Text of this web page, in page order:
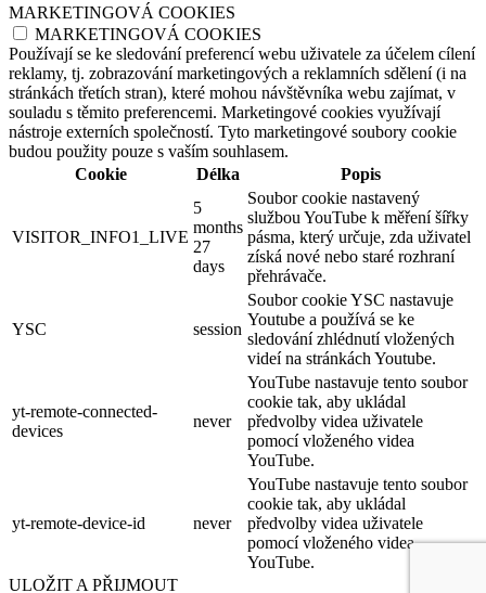
MARKETINGOVÁ COOKIES
MARKETINGOVÁ COOKIES
Používají se ke sledování preferencí webu uživatele za účelem cílení
reklamy, tj. zobrazování marketingových a reklamních sdělení (i na
stránkách třetích stran), které mohou návštěvníka webu zajímat, v
souladu s těmito preferencemi. Marketingové cookies využívají
nástroje externích společností. Tyto marketingové soubory cookie
budou použity pouze s vaším souhlasem.
Cookie
Délka Popis
VISITOR_INFO1_LIVE
5
months
27
days
Soubor cookie nastavený
službou YouTube k měření šířky
pásma, který určuje, zda uživatel
získá nové nebo staré rozhraní
přehrávače.
YSC session
Soubor cookie YSC nastavuje
Youtube a používá se ke
sledování zhlédnutí vložených
videí na stránkách Youtube.
yt-remote-connected-
devices
never
YouTube nastavuje tento soubor
cookie tak, aby ukládal
předvolby videa uživatele
pomocí vloženého videa
YouTube.
yt-remote-device-id never
YouTube nastavuje tento soubor
cookie tak, aby ukládal
předvolby videa uživatele
pomocí vloženého videa
YouTube.
ULOŽIT A PŘIJMOUT